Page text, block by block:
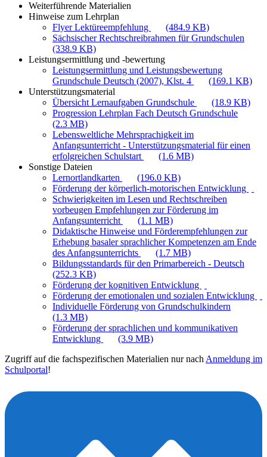
Weiterführende Materialien
Hinweise zum Lehrplan
Flyer Lektüreempfehlung
(484.9 KB)
Sächsischer Rechtschreibrahmen für Grundschulen
(338.9 KB)
Leistungsermittlung und -bewertung
Leistungsermittlung und Leistungsbewertung
Grundschule Deutsch (2007), Klst. 4
(169.1 KB)
Unterstützungsmaterial
Übersicht Lernaufgaben Grundschule
(18.9 KB)
Progression Lehrplan Fach Deutsch Grundschule
(2.3 MB)
Lebensweltliche Mehrsprachigkeit im
Anfangsunterricht - Unterstützungsmaterial für einen
erfolgreichen Schulstart
(1.6 MB)
Sonstige Dateien
Lernortlandkarten
(196.0 KB)
Förderung der körperlich-motorischen Entwicklung
Schwierigkeiten im Lesen und Rechtschreiben
vorbeugen Empfehlungen zur Förderung im
Anfangsunterricht
(1.1 MB)
Didaktische Hinweise und Förderempfehlungen zur
Erhebung basaler sprachlicher Kompetenzen am Ende
des Anfangsunterrichts
(1.7 MB)
Bildungsstandards für den Primarbereich - Deutsch
(252.3 KB)
Förderung der kognitiven Entwicklung
Förderung der emotionalen und sozialen Entwicklung
Individuelle Förderung von Grundschulkindern
(1.3 MB)
Förderung der sprachlichen und kommunikativen
Entwicklung
(3.9 MB)
Zugriff auf die fachspezifischen Materialien nur nach Anmeldung im
Schulportal!